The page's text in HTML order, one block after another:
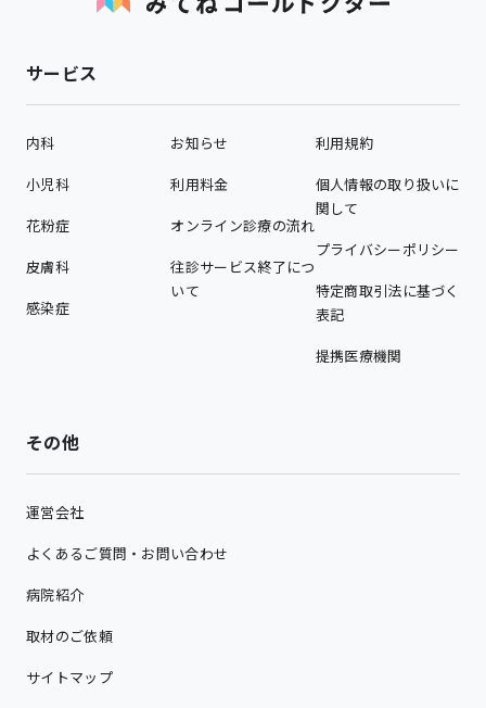
サービス
内科
小児科
花粉症
皮膚科
感染症
お知らせ
利用料金
オンライン診療の流れ
往診サービス終了につ
いて
利用規約
個人情報の取り扱いに
関して
プライバシーポリシー
特定商取引法に基づく
表記
提携医療機関
その他
運営会社
よくあるご質問・お問い合わせ
病院紹介
取材のご依頼
サイトマップ